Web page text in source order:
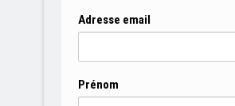
Adresse email
Prénom